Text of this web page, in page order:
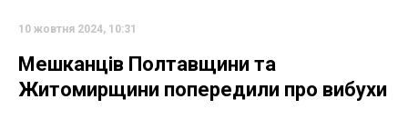
10 жовтня 2024, 10:31
Мешканців Полтавщини та
Житомирщини попередили про вибухи